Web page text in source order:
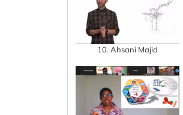
10. Ahsani Majid